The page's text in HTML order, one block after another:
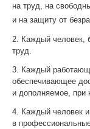
на труд, на
и на защиту от
2. Каждый человек,
труд.
3. Каждый
обеспечивающее
и дополняемое, при
4. Каждый человек
в